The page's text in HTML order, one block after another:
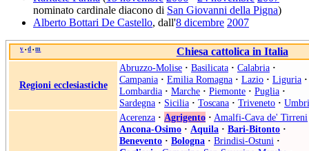
nominato cardinale diacono di San Giovanni della Pigna)
Alberto Bottari De Castello, dall'8 dicembre 2007
v • d • m Chiesa cattolica in Italia
Regioni ecclesiastiche
Abruzzo-Molise · Basilicata · Calabria ·
Campania · Emilia Romagna · Lazio · Liguria ·
Lombardia · Marche · Piemonte · Puglia ·
Sardegna · Sicilia · Toscana · Triveneto ·
Acerenza · Agrigento · Amalfi-Cava de' Tirreni
Ancona-Osimo · Aquila · Bari-Bitonto ·
Benevento · Bologna · Brindisi-Ostuni ·